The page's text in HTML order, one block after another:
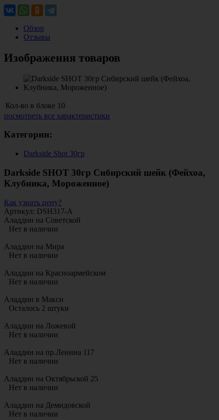
Обзор
Отзывы
Изображения товаров
Кол-во в блоке 10
посмотреть все характеристики
Категории:
Darkside Shot 30гр
Darkside SHOT 30гр Сибирский шейк (Фейхоа,
Клубника, Мороженное)
Как узнать цену?
Артикул: DSH317-A
Аладдин на Советской
Нет в наличии
Аладдин на Мира
Нет в наличии
Аладдин на Красноармейском
Нет в наличии
Аладдин в Макси
Осталось 2 штуки
Аладдин на Ложевой
Нет в наличии
Аладдин на пр.Ленина 117
Нет в наличии
Аладдин на Октябрьской 25
Нет в наличии
Аладдин на Демидовской
Нет в наличии